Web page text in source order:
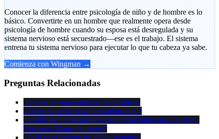
Conocer la diferencia entre psicología de niño y de hombre es lo
básico. Convertirte en un hombre que realmente opera desde
psicología de hombre cuando su esposa está desregulada y su
sistema nervioso está secuestrado—ese es el trabajo. El sistema
entrena tu sistema nervioso para ejecutar lo que tu cabeza ya sabe.
Comienza con Wingman →
Preguntas Relacionadas
¿Qué es la «masculinidad saludable»?
¿Cómo se ve la masculinidad madura?
¿Cuáles son los arquetipos de lo masculino maduro (Rey,
Guerrero, Mago, Amante)?